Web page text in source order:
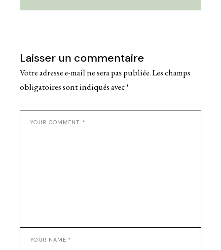
Laisser un commentaire
Votre adresse e-mail ne sera pas publiée.Les champs
obligatoires sont indiqués avec*